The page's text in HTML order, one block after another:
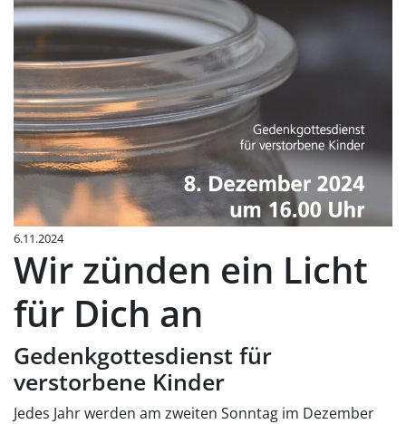
6.11.2024
Wir zünden ein Licht
für Dich an
Gedenkgottesdienst für
verstorbene Kinder
Jedes Jahr werden am zweiten Sonntag im Dezember